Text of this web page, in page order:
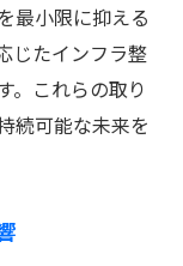
最小限に抑える
じたインフラ整
。これらの取り
続可能な未来を